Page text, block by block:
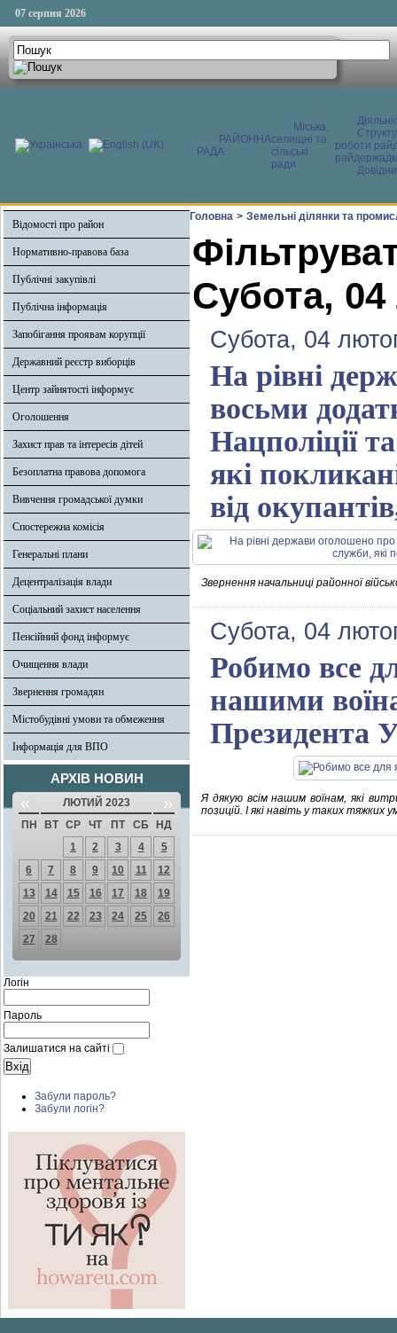
07 серпня 2026
РАЙОННА
РАДА
Міська,
селищні та
сільські
ради
роботи
Відомості про район
Нормативно-правова база
Публічні закупівлі
Публічна інформація
Запобігання проявам корупції
Державний реєстр виборців
Центр зайнятості інформує
Оголошення
Захист прав та інтересів дітей
Безоплатна правова допомога
Вивчення громадської думки
Спостережна комісія
Генеральні плани
Децентралізація влади
Соціальний захист населення
Пенсійний фонд інформує
Очищення влади
Звернення громадян
Містобудівні умови та обмеження
Інформація для ВПО
АРХІВ НОВИН
« ЛЮТИЙ 2023 »
ПН ВТ СР ЧТ ПТ СБ
НД
1
2 3 4
5
6
7 8 9 10 11
12
13
14 15 16 17 18
19
20
21 22 23 24 25
26
27
28
Логін
Пароль
Залишатися на сайті
Забули пароль?
Забули логін?
Головна > Земельні ділянки та
Субота,
Субота, 04
На рівні
восьми
Нацполіції
які
від
Звернення начальниці районної
Субота, 04
Робимо все
нашими
Президента
Я дякую всім нашим воїнам, які
позицій. І які навіть у таких тяжких